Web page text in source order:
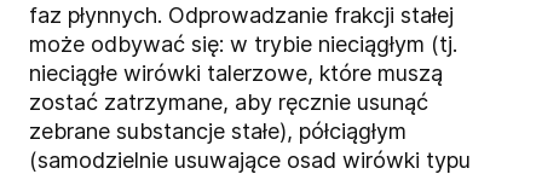
faz płynnych. Odprowadzanie frakcji stałej
może odbywać się: w trybie nieciągłym (tj.
nieciągłe wirówki talerzowe, które muszą
zostać zatrzymane, aby ręcznie usunąć
zebrane substancje stałe), półciągłym
(samodzielnie usuwające osad wirówki typu